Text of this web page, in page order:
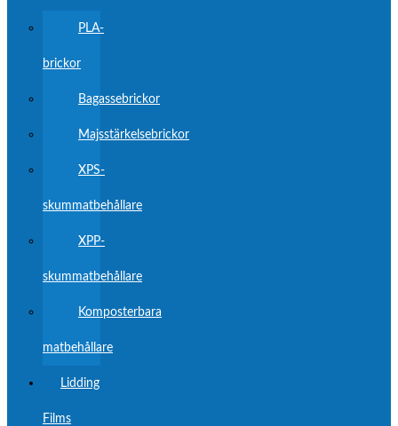
PLA-
brickor
Bagassebrickor
Majsstärkelsebrickor
XPS-
skummatbehållare
XPP-
skummatbehållare
Komposterbara
matbehållare
Lidding
Films